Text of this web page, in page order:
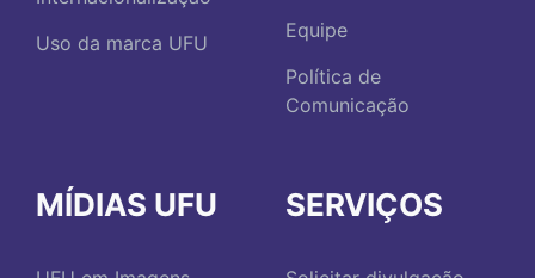
Uso da marca UFU
Equipe
Política de
Comunicação
MÍDIAS UFU SERVIÇOS